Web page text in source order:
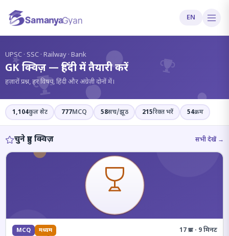
EN
?
UPSC · SSC · Railway · Bank
GK क्विज़ — हिंदी में तैयारी करें
हज़ारों प्रश्न, हर विषय, हिंदी और अंग्रेज़ी दोनों में।
1,104कुल सेट 777MCQ 58सच/झूठ 215रिक्त भरें 54क्रम
चुने हुए क्विज़ सभी देखें →
MCQ मध्यम 17 प्रश्न · 9 मिनट